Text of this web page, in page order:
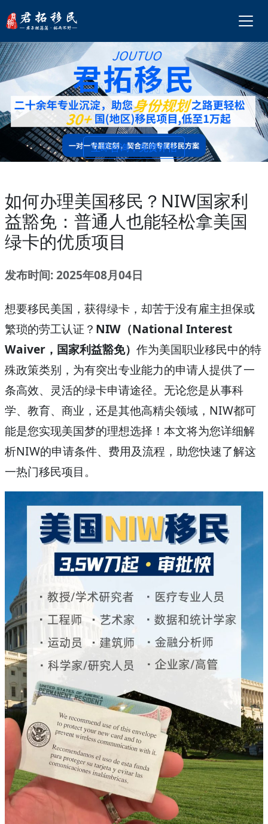
立即咨询，免费评估
如何办理美国移民？NIW国家利
益豁免：普通人也能轻松拿美国
绿卡的优质项目
发布时间: 2025年08月04日
想要移民美国，获得绿卡，却苦于没有雇主担保或
繁琐的劳工认证？ NIW（National Interest
Waiver，国家利益豁免） 作为美国职业移民中的特
殊政策类别，为有突出专业能力的申请人提供了一
条高效、灵活的绿卡申请途径。无论您是从事科
学、教育、商业，还是其他高精尖领域，NIW都可
能是您实现美国梦的理想选择！本文将为您详细解
析NIW的申请条件、费用及流程，助您快速了解这
一热门移民项目。